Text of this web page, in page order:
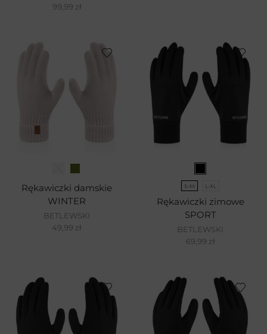
99,99 zł
Rękawiczki damskie
WINTER
BETLEWSKI
49,99 zł
S-M L-XL
Rękawiczki zimowe
SPORT
BETLEWSKI
69,99 zł